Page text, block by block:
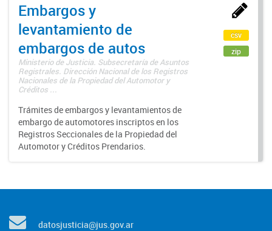
Embargos y
levantamiento de
embargos de autos
Ministerio de Justicia. Subsecretaría de Asuntos
Registrales. Dirección Nacional de los Registros
Nacionales de la Propiedad del Automotor y
Créditos ...
Trámites de embargos y levantamientos de
embargo de automotores inscriptos en los
Registros Seccionales de la Propiedad del
Automotor y Créditos Prendarios.
csv
zip
datosjusticia@jus.gov.ar